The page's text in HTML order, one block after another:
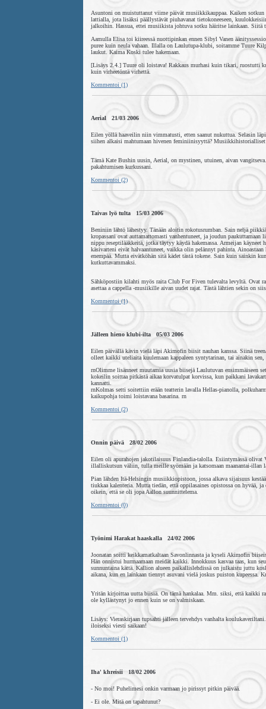
Asuntoni on muistuttanut viime päivät musiikkikauppaa. Kaiken
lattialla, jota lisäksi päällystävät piuhavanat tietokoneeseen,
jalkoihin. Hassua, ettei musiikista johtuva sotku häiritse lainkaan. Siitä
Aamulla Elisa toi kiireessä nuottipinkan ennen Sibyl Vanen
puree kuin neula vahaan. Illalla on Laulutupa-klubi, soitamme Tuure
laukut. Kaima Koski tulee hakemaan.
[Lisäys 2.4.] Tuure oli loistava! Rakkaus murhasi kuin tikari, ruostutti
kuin virheetöntä virhettä.
Kommentoi (1)
Aerial 21/03 2006
Eilen yöllä haaveilin niin vimmatusti, etten saanut nukuttua. Selasin
siihen alkaisi mahtumaan hivenen feminiinisyyttä?
Tämä Kate Bushin uusin, Aerial, on mystinen, utuinen, aivan
pakahtumisen kurkussani.
Kommentoi (2)
Taivas lyö tulta 15/03 2006
Beniniin lähtö lähestyy. Tänään aloitin rokotusrumban. Sain neljä
kropassani ovat auttamattomasti vanhentuneet, ja joudun
nippu reseptilääkkeitä, jotka täytyy käydä hakemassa. Armeijan
käsivarteni eivät halvaantuneet, vaikka olin pelännyt pahinta.
enempää. Mutta eivätköhän sitä kädet tästä tokene. Sain kuin sainkin
kutkuttavammaksi.
Sähköpostiin kilahti myös raita Club For Fiven tulevalta levyltä. Ovat
asettaa a cappella -musiikille aivan uudet rajat. Tästä lähtien sekin on
Kommentoi (1)
Jälleen hieno klubi-ilta 05/03 2006
Eilen päivällä kävin vielä läpi Akimofin biisit nauhan kanssa. Siinä
olleet kaikki uteliaita kuulemaan kappaleen syntytarinan, tai ainakin
rnOlimme lisänneet muutamia uusia biisejä Laulutuvan ensimmäiseen
kokeilin soittaa pitkästä aikaa korvatulpat korvissa, kun paikkani
kannatti.
rnKolmas setti soitettiin erään teatterin lavalla Hellas-pianolla,
kaikupohja toimi loistavana basarina. rn
Kommentoi (2)
Onnin päivä 28/02 2006
Eilen oli apurahojen jakotilaisuus Finlandia-talolla. Esiintymässä olivat
illalliskutsun väliin, tulla meille syömään ja katsomaan maanantai-illan
Pian lähden Itä-Helsingin musiikkiopistoon, jossa alkava sijaisuus
tiukkaa kalenteria. Mutta tiedän, että oppilasaines opistossa on hyvää,
oikein, että se oli jopa Aallon suunnittelema.
Kommentoi (0)
Työnimi Harakat haaskalla 24/02 2006
Joonatan soitti keikkamatkaltaan Savonlinnasta ja kyseli Akimofin
Hän onnistui hurmaamaan meidät kaikki. Innokkuus kasvaa taas, kun
sunnuntaina kättä. Kallion alueen paikallislehdissä on julkaistu juttu
aikana, kun en lainkaan tiennyt asuvani vielä joskus puiston kupeessa.
Yritän kirjoittaa uutta biisiä. On tämä hankalaa. Mm. siksi, että kaikki
ole kyllästynyt jo ennen kuin se on valmiskaan.
Lisäys: Vieraskirjaan tupsahti jälleen tervehdys vanhalta
iloiseksi viesti saikaan!
Kommentoi (1)
Iha' khreisii 18/02 2006
- No moi! Puhelimesi onkin varmaan jo pirissyt pitkin päivää.
- Ei ole. Mitä on tapahtunut?